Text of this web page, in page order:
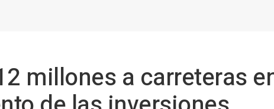
millones a carreteras